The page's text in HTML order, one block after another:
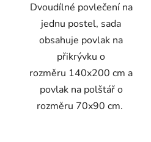
Dvoudílné povlečení na
jednu postel, sada
obsahuje povlak na
přikrývku o
rozměru 140x200 cm a
povlak na polštář o
rozměru 70x90 cm.